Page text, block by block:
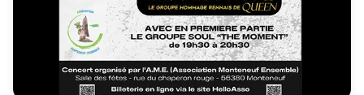
Nous Soutenir / Adhérer
J'adhère
Je fais un don
Nous Contacter